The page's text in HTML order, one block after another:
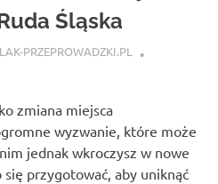
Śląska
PRZEPROWADZKI.PL
zmiana miejsca
wyzwanie, które może
jednak wkroczysz w nowe
przygotować, aby uniknąć